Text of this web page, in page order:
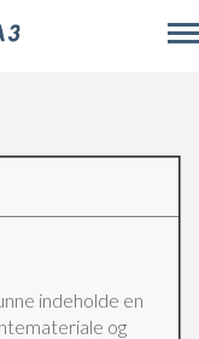
indeholde en
og